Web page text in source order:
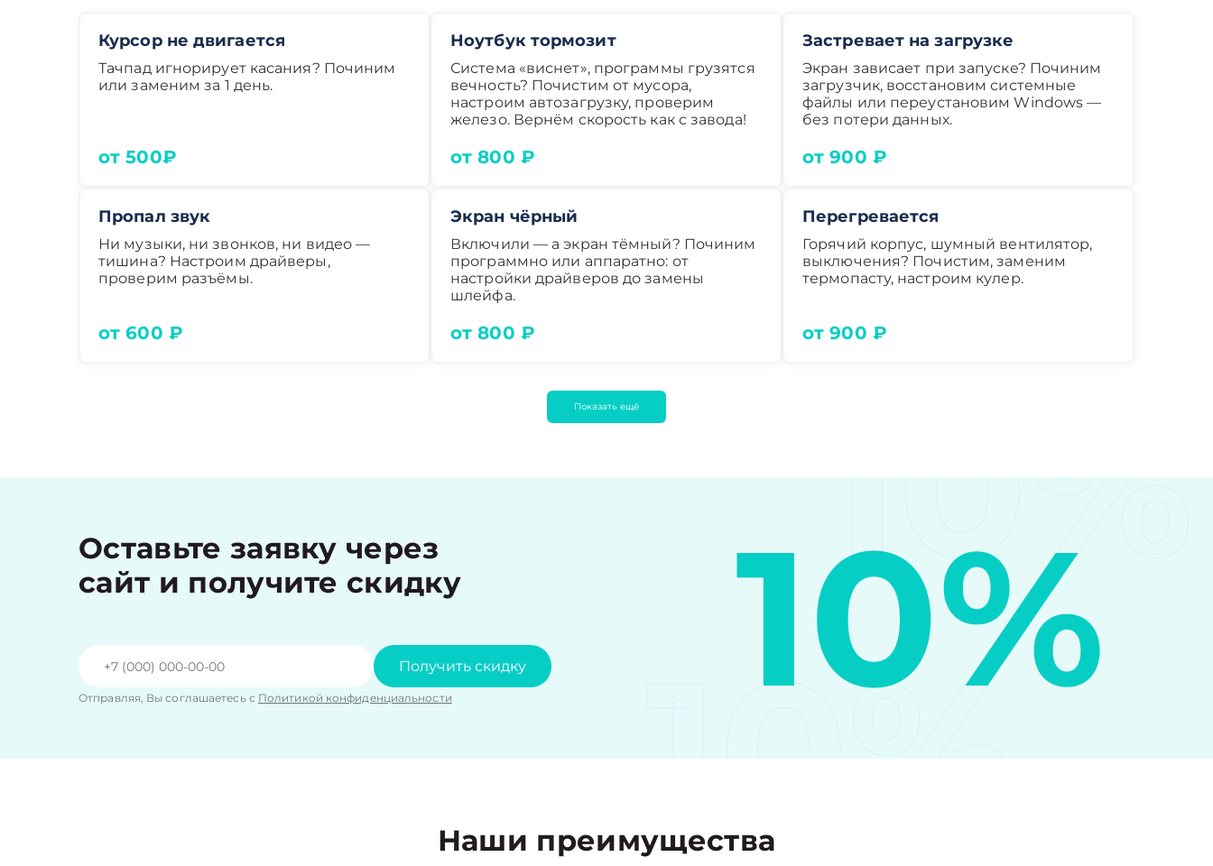
Курсор не двигается
Тачпад игнорирует касания? Починим
или заменим за 1 день.
от 500₽
Ноутбук тормозит
Система «виснет», программы грузятся
вечность? Почистим от мусора,
настроим автозагрузку, проверим
железо. Вернём скорость как с завода!
от 800 ₽
Застревает на загрузке
Экран зависает при запуске? Починим
загрузчик, восстановим системные
файлы или переустановим Windows —
без потери данных.
от 900 ₽
Пропал звук
Ни музыки, ни звонков, ни видео —
тишина? Настроим драйверы,
проверим разъёмы.
от 600 ₽
Экран чёрный
Включили — а экран тёмный? Починим
программно или аппаратно: от
настройки драйверов до замены
шлейфа.
от 800 ₽
Перегревается
Горячий корпус, шумный вентилятор,
выключения? Почистим, заменим
термопасту, настроим кулер.
от 900 ₽
Показать ещё
Оставьте заявку через
сайт и получите скидку
Получить скидку
Отправляя, Вы соглашаетесь с Политикой конфиденциальности 10%
10%
10%
Наши преимущества